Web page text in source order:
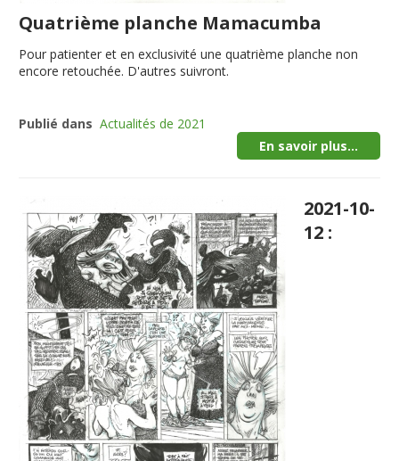
Quatrième planche Mamacumba
Pour patienter et en exclusivité une quatrième planche non
encore retouchée. D'autres suivront.
Publié dans Actualités de 2021
En savoir plus...
2021-10-
12 :